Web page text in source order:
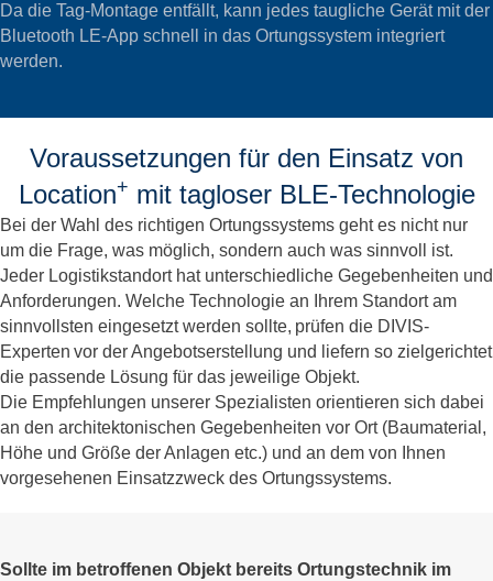
Da die Tag-Montage entfällt, kann jedes taugliche Gerät mit der
Bluetooth LE-App schnell in das Ortungssystem integriert
werden.
Voraussetzungen für den Einsatz von
Location+ mit tagloser BLE-Technologie
Bei der Wahl des richtigen Ortungssystems geht es nicht nur
um die Frage, was möglich, sondern auch was sinnvoll ist.
Jeder Logistikstandort hat unterschiedliche Gegebenheiten und
Anforderungen. Welche Technologie an Ihrem Standort am
sinnvollsten eingesetzt werden sollte, prüfen die DIVIS-
Experten vor der Angebotserstellung und liefern so zielgerichtet
die passende Lösung für das jeweilige Objekt.
Die Empfehlungen unserer Spezialisten orientieren sich dabei
an den architektonischen Gegebenheiten vor Ort (Baumaterial,
Höhe und Größe der Anlagen etc.) und an dem von Ihnen
vorgesehenen Einsatzzweck des Ortungssystems.
Sollte im betroffenen Objekt bereits Ortungstechnik im